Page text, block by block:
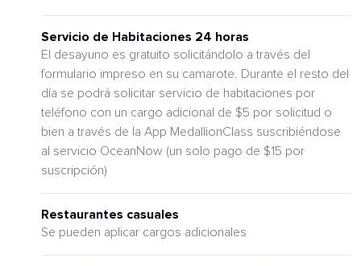
Servicio de Habitaciones 24 horas
El desayuno es gratuito solicitándolo a través del
formulario impreso en su camarote. Durante el resto del
día se podrá solicitar servicio de habitaciones por
teléfono con un cargo adicional de $5 por solicitud o
bien a través de la App MedallionClass suscribiéndose
al servicio OceanNow (un solo pago de $15 por
suscripción)
Restaurantes casuales
Se pueden aplicar cargos adicionales